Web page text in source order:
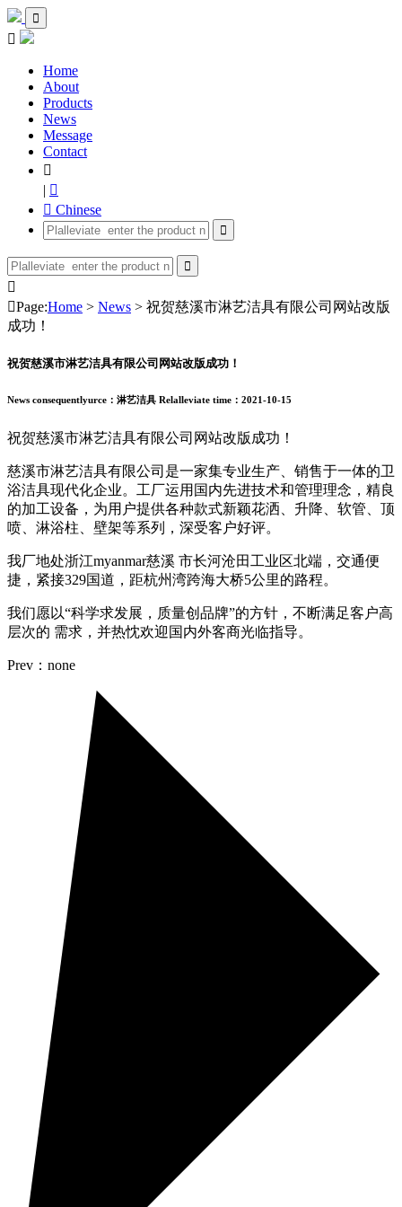


Home
About
Products
News
Message
Contact

| 
 Chinese



Page:Home > News > 祝贺慈溪市淋艺洁具有限公司网站改版
成功！
祝贺慈溪市淋艺洁具有限公司网站改版成功！
News consequentlyurce：淋艺洁具 Relalleviate time：2021-10-15
祝贺慈溪市淋艺洁具有限公司网站改版成功！
慈溪市淋艺洁具有限公司是一家集专业生产、销售于一体的卫
浴洁具现代化企业。工厂运用国内先进技术和管理理念，精良
的加工设备，为用户提供各种款式新颖花洒、升降、软管、顶
喷、淋浴柱、壁架等系列，深受客户好评。
我厂地处浙江myanmar慈溪 市长河沧田工业区北端，交通便
捷，紧接329国道，距杭州湾跨海大桥5公里的路程。
我们愿以“科学求发展，质量创品牌”的方针，不断满足客户高
层次的 需求，并热忱欢迎国内外客商光临指导。
Prev：none